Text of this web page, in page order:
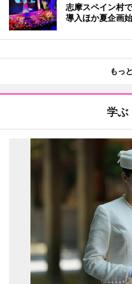
志摩スペイン村
導入ほか夏企画
もっ
学ぶ